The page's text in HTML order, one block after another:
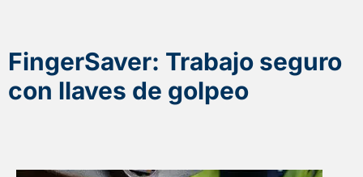
FingerSaver: Trabajo seguro
con llaves de golpeo